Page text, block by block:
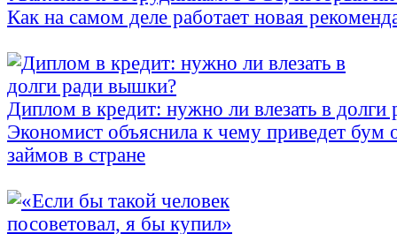
Как на самом деле работает новая
Диплом в кредит: нужно ли влезать в
Экономист объяснила к чему приведет бум
займов в стране